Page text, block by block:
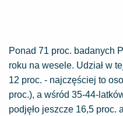
Ponad 71 proc. badanych
roku na wesele. Udział w
12 proc. - najczęściej to
proc.), a wśród 35-44-
podjęło jeszcze 16,5 proc.